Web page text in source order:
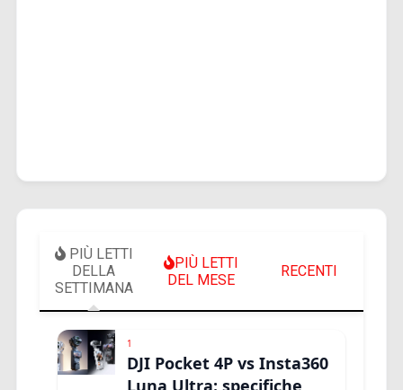
PIÙ LETTI
DELLA
SETTIMANA
PIÙ LETTI
DEL MESE
RECENTI
1
DJI Pocket 4P vs Insta360
Luna Ultra: specifiche,